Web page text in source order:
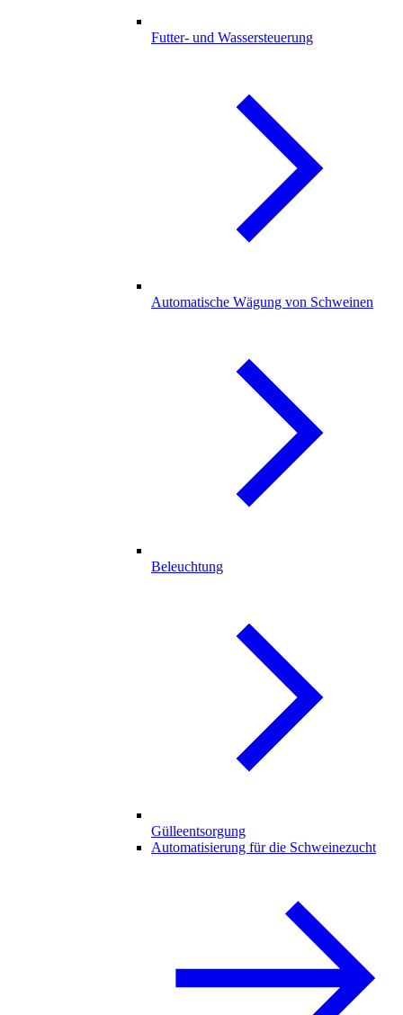
Futter- und Wassersteuerung
Automatische Wägung von Schweinen
Beleuchtung
Gülleentsorgung
Automatisierung für die Schweinezucht